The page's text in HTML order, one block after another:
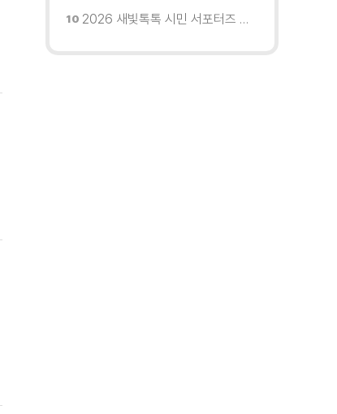
2026 새빛톡톡 시민 서포터즈 발대식 현장